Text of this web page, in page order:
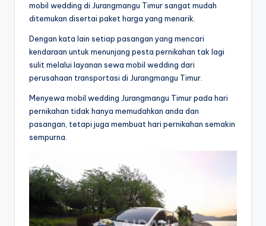
mobil wedding di Jurangmangu Timur sangat mudah
ditemukan disertai paket harga yang menarik.
Dengan kata lain setiap pasangan yang mencari
kendaraan untuk menunjang pesta pernikahan tak lagi
sulit melalui layanan sewa mobil wedding dari
perusahaan transportasi di Jurangmangu Timur.
Menyewa mobil wedding Jurangmangu Timur pada hari
pernikahan tidak hanya memudahkan anda dan
pasangan, tetapi juga membuat hari pernikahan semakin
sempurna.